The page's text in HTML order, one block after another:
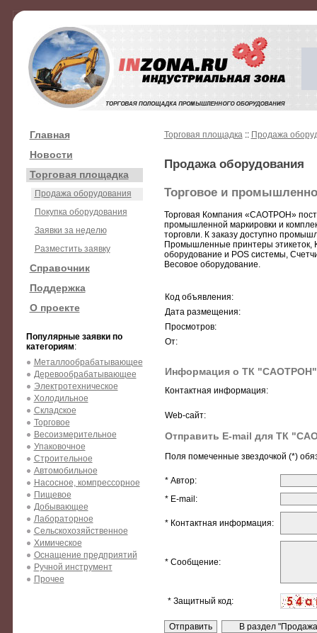
Главная
Новости
Торговая площадка
Продажа оборудования
Покупка оборудования
Заявки за неделю
Разместить заявку
Справочник
Поддержка
О проекте
Популярные заявки по
категориям:
Металлообрабатывающее
Деревообрабатывающее
Электротехническое
Холодильное
Складское
Торговое
Весоизмерительное
Упаковочное
Строительное
Автомобильное
Насосное, компрессорное
Пищевое
Добывающее
Лабораторное
Сельскохозяйственное
Химическое
Оснащение предприятий
Ручной инструмент
Прочее
Торговая площадка:: Продажа
Продажа оборудования
Торговое и
Торговая Компания «САОТРОН»
промышленной маркировки и
торговли. К заказу доступно
Промышленные принтеры этикеток,
оборудование и POS системы,
Весовое оборудование.
Код объявления:
Дата размещения:
Просмотров:
От:
Информация о ТК "САОТРОН"
Контактная информация:
Web-сайт:
Отправить E-mail для ТК
Поля помеченные звездочкой (*)
* Автор:
* E-mail:
* Контактная информация:
* Сообщение:
* Защитный код: